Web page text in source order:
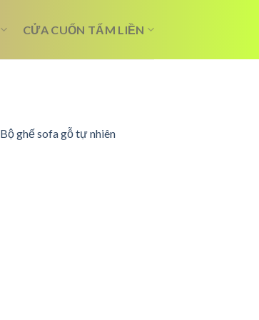
CỬA CUỐN TẤM LIỀN
Bộ ghế sofa gỗ tự nhiên